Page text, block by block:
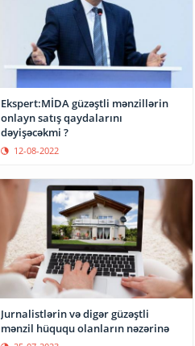
Ekspert:MİDA güzəştli mənzillərin
onlayn satış qaydalarını
dəyişəcəkmi ?
12-08-2022
Jurnalistlərin və digər güzəştli
mənzil hüququ olanların nəzərinə